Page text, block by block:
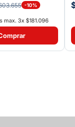
-10%
max. 3x $181.096